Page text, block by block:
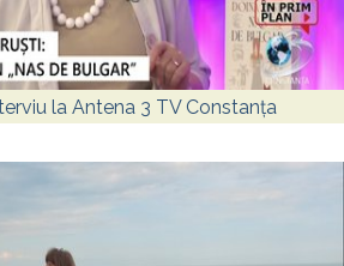
la Antena 3 TV Constanța